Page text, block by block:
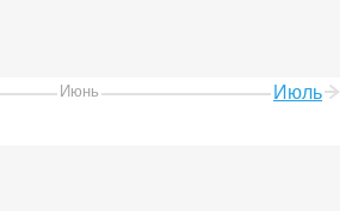
Июнь Июль